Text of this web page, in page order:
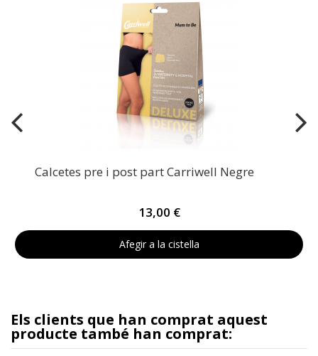
Calcetes pre i post part Carriwell Negre
13,00 €
Afegir a la cistella
Els clients que han comprat aquest
producte també han comprat: